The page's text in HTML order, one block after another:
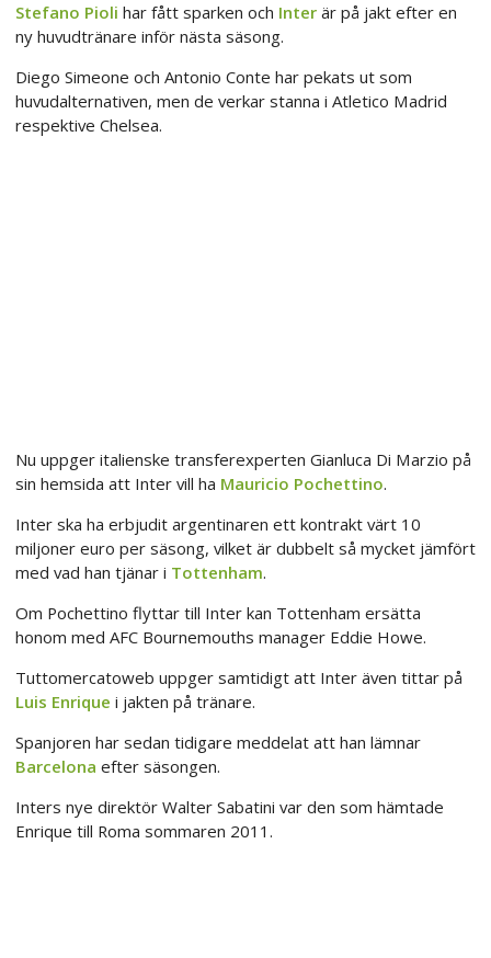
Stefano Pioli har fått sparken och Inter är på jakt efter en
ny huvudtränare inför nästa säsong.
Diego Simeone och Antonio Conte har pekats ut som
huvudalternativen, men de verkar stanna i Atletico Madrid
respektive Chelsea.
Nu uppger italienske transferexperten Gianluca Di Marzio på
sin hemsida att Inter vill ha Mauricio Pochettino.
Inter ska ha erbjudit argentinaren ett kontrakt värt 10
miljoner euro per säsong, vilket är dubbelt så mycket jämfört
med vad han tjänar i Tottenham.
Om Pochettino flyttar till Inter kan Tottenham ersätta
honom med AFC Bournemouths manager Eddie Howe.
Tuttomercatoweb uppger samtidigt att Inter även tittar på
Luis Enrique i jakten på tränare.
Spanjoren har sedan tidigare meddelat att han lämnar
Barcelona efter säsongen.
Inters nye direktör Walter Sabatini var den som hämtade
Enrique till Roma sommaren 2011.